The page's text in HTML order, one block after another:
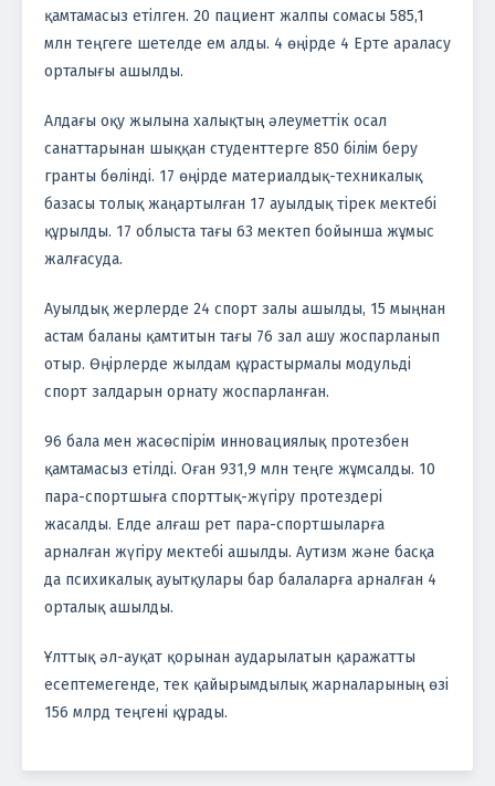
қамтамасыз етілген. 20 пациент жалпы сомасы 585,1
млн теңгеге шетелде ем алды. 4 өңірде 4 Ерте араласу
орталығы ашылды.
Алдағы оқу жылына халықтың әлеуметтік осал
санаттарынан шыққан студенттерге 850 білім беру
гранты бөлінді. 17 өңірде материалдық-техникалық
базасы толық жаңартылған 17 ауылдық тірек мектебі
құрылды. 17 облыста тағы 63 мектеп бойынша жұмыс
жалғасуда.
Ауылдық жерлерде 24 спорт залы ашылды, 15 мыңнан
астам баланы қамтитын тағы 76 зал ашу жоспарланып
отыр. Өңірлерде жылдам құрастырмалы модульді
спорт залдарын орнату жоспарланған.
96 бала мен жасөспірім инновациялық протезбен
қамтамасыз етілді. Оған 931,9 млн теңге жұмсалды. 10
пара-спортшыға спорттық-жүгіру протездері
жасалды. Елде алғаш рет пара-спортшыларға
арналған жүгіру мектебі ашылды. Аутизм және басқа
да психикалық ауытқулары бар балаларға арналған 4
орталық ашылды.
Ұлттық әл-ауқат қорынан аударылатын қаражатты
есептемегенде, тек қайырымдылық жарналарының өзі
156 млрд теңгені құрады.